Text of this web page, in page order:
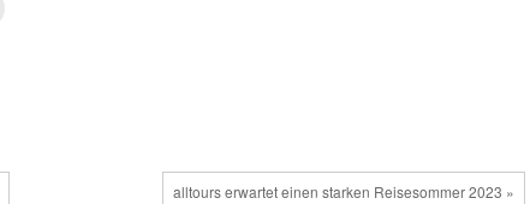
alltours erwartet einen starken Reisesommer 2023 »